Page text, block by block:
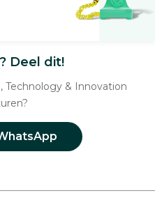
Deel dit!
Technology & Innovation